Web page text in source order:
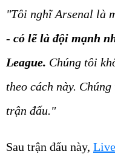
"Tôi nghĩ Arsenal là
- có lẽ là đội mạnh
League. Chúng tôi
theo cách này.
trận đấu."
Sau trận đấu này,